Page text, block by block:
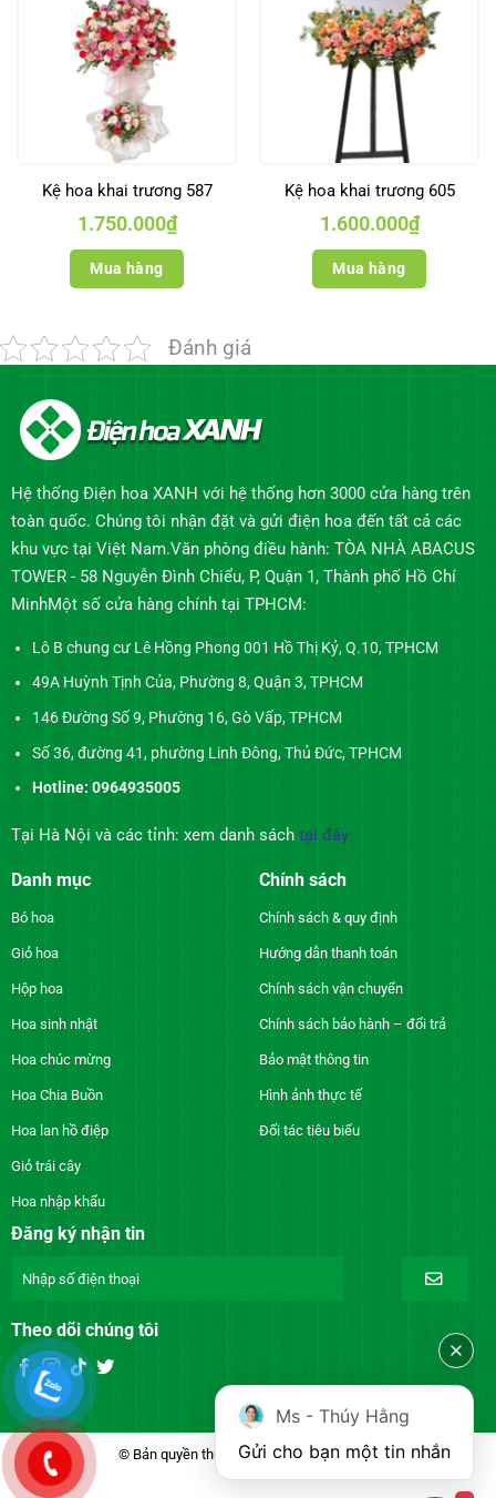
Kệ hoa khai trương 587
1.750.000₫
Mua hàng
Kệ hoa khai trương 605
1.600.000₫
Mua hàng
Đánh giá
Hệ thống Điện hoa XANH với hệ thống hơn 3000 cửa hàng trên
toàn quốc. Chúng tôi nhận đặt và gửi điện hoa đến tất cả các
khu vực tại Việt Nam.Văn phòng điều hành: TÒA NHÀ ABACUS
TOWER - 58 Nguyễn Đình Chiểu, P, Quận 1, Thành phố Hồ Chí
MinhMột số cửa hàng chính tại TPHCM:
Lô B chung cư Lê Hồng Phong 001 Hồ Thị Kỷ, Q.10, TPHCM
49A Huỳnh Tịnh Của, Phường 8, Quận 3, TPHCM
146 Đường Số 9, Phường 16, Gò Vấp, TPHCM
Số 36, đường 41, phường Linh Đông, Thủ Đức, TPHCM
Hotline: 0964935005
Tại Hà Nội và các tỉnh: xem danh sách tại đây
Danh mục
Bó hoa
Giỏ hoa
Hộp hoa
Hoa sinh nhật
Hoa chúc mừng
Hoa Chia Buồn
Hoa lan hồ điệp
Giỏ trái cây
Hoa nhập khẩu
Chính sách
Chính sách & quy định
Hướng dẫn thanh toán
Chính sách vận chuyển
Chính sách bảo hành – đổi trả
Bảo mật thông tin
Hình ảnh thực tế
Đối tác tiêu biểu
Đăng ký nhận tin
Theo dõi chúng tôi
© Bản quyền thuộc về DienhoaXANH.com
Ms - Thúy Hằng
Gửi cho bạn một tin nhắn